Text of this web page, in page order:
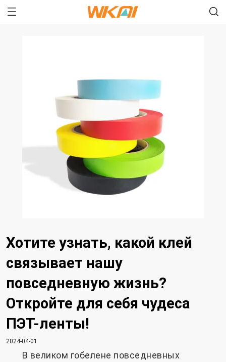
Хотите узнать, какой клей
связывает нашу
повседневную жизнь?
Откройте для себя чудеса
ПЭТ-ленты!
2024-04-01
В великом гобелене повседневных